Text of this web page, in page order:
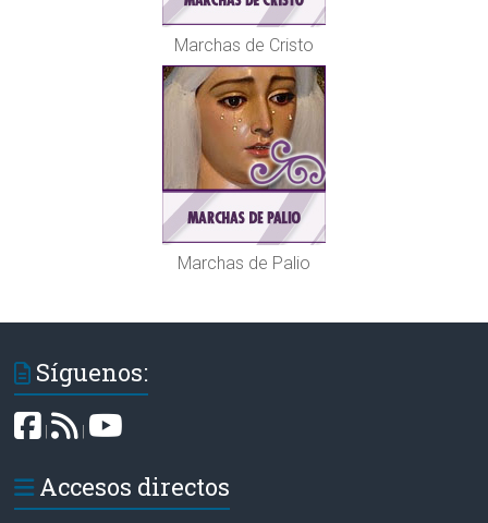
Marchas de Cristo
Marchas de Palio
Síguenos:
|
Accesos directos